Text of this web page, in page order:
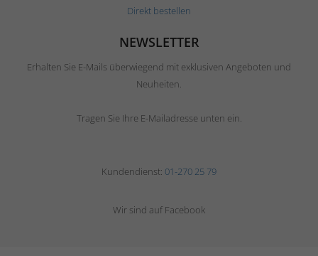
Direkt bestellen
NEWSLETTER
Erhalten Sie E-Mails überwiegend mit exklusiven Angeboten und
Neuheiten.
Tragen Sie Ihre E-Mailadresse unten ein.
Kundendienst: 01-270 25 79
Wir sind auf Facebook